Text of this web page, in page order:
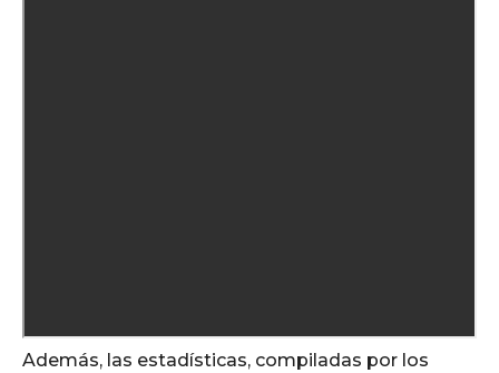
Además, las estadísticas, compiladas por los